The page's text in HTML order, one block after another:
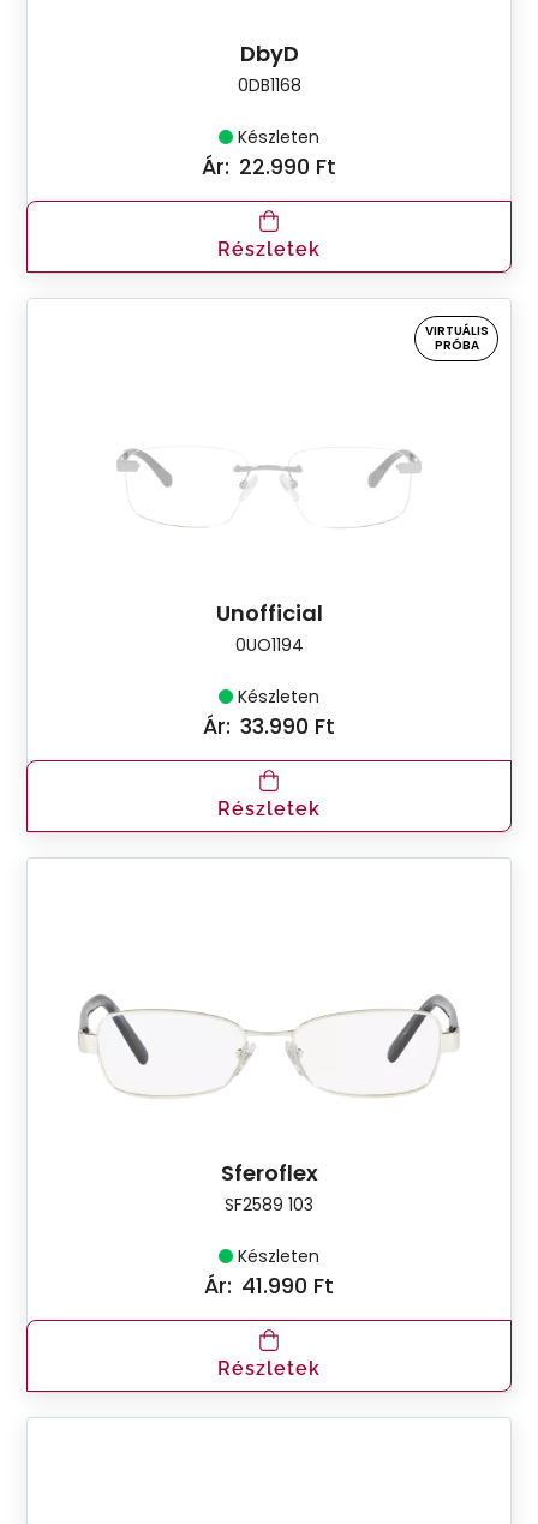
DbyD
0DB1168
Készleten
Ár: 22.990 Ft
Részletek
VIRTUÁLIS
PRÓBA
Unofficial
0UO1194
Készleten
Ár: 33.990 Ft
Részletek
Sferoflex
SF2589 103
Készleten
Ár: 41.990 Ft
Részletek